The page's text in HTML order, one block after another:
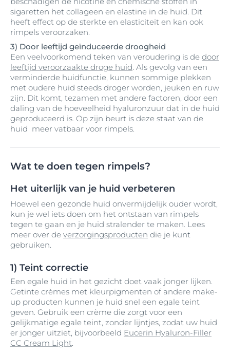
sigaretten het collageen en elastine in de huid. Dit
heeft effect op de sterkte en elasticiteit en kan ook
rimpels veroorzaken.
3) Door leeftijd geïnduceerde droogheid
Een veelvoorkomend teken van veroudering is de door
leeftijd veroorzaakte droge huid. Als gevolg van een
verminderde huidfunctie, kunnen sommige plekken
met oudere huid steeds droger worden, jeuken en ruw
zijn. Dit komt, tezamen met andere factoren, door een
daling van de hoeveelheid hyaluronzuur dat in de huid
geproduceerd is. Op zijn beurt is deze staat van de
huid meer vatbaar voor rimpels.
Wat te doen tegen rimpels?
Het uiterlijk van je huid verbeteren
Hoewel een gezonde huid onvermijdelijk ouder wordt,
kun je wel iets doen om het ontstaan van rimpels
tegen te gaan en je huid stralender te maken. Lees
meer over de verzorgingsproducten die je kunt
gebruiken.
1) Teint correctie
Een egale huid in het gezicht doet vaak jonger lijken.
Getinte crèmes met kleurpigmenten of andere make-
up producten kunnen je huid snel een egale teint
geven. Gebruik een crème die zorgt voor een
gelijkmatige egale teint, zonder lijntjes, zodat uw huid
er jonger uitziet, bijvoorbeeld Eucerin Hyaluron-Filler
CC Cream Light